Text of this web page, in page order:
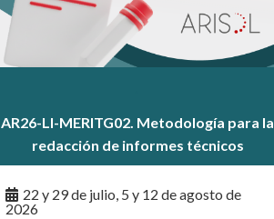
AR26-LI-MERITG02. Metodología para la
redacción de informes técnicos
.
22 y 29 de julio, 5 y 12 de agosto de
2026